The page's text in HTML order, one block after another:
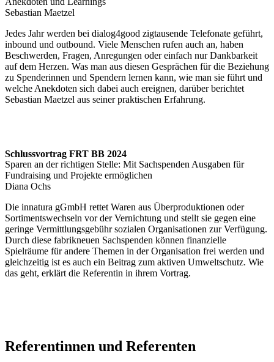
Sebastian Maetzel
Jedes Jahr werden bei dialog4good zigtausende Telefonate geführt,
inbound und outbound. Viele Menschen rufen auch an, haben
Beschwerden, Fragen, Anregungen oder einfach nur Dankbarkeit
auf dem Herzen. Was man aus diesen Gesprächen für die Beziehung
zu Spenderinnen und Spendern lernen kann, wie man sie führt und
welche Anekdoten sich dabei auch ereignen, darüber berichtet
Sebastian Maetzel aus seiner praktischen Erfahrung.
Schlussvortrag FRT BB 2024
Sparen an der richtigen Stelle: Mit Sachspenden Ausgaben für
Fundraising und Projekte ermöglichen
Diana Ochs
Die innatura gGmbH rettet Waren aus Überproduktionen oder
Sortimentswechseln vor der Vernichtung und stellt sie gegen eine
geringe Vermittlungsgebühr sozialen Organisationen zur Verfügung.
Durch diese fabrikneuen Sachspenden können finanzielle
Spielräume für andere Themen in der Organisation frei werden und
gleichzeitig ist es auch ein Beitrag zum aktiven Umweltschutz. Wie
das geht, erklärt die Referentin in ihrem Vortrag.
Referentinnen und Referenten